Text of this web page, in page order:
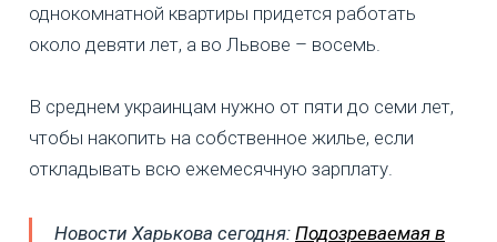
однокомнатной квартиры придется работать
около девяти лет, а во Львове – восемь.
В среднем украинцам нужно от пяти до семи лет,
чтобы накопить на собственное жилье, если
откладывать всю ежемесячную зарплату.
Новости Харькова сегодня: Подозреваемая в